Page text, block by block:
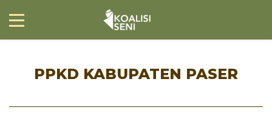
PPKD KABUPATEN PASER